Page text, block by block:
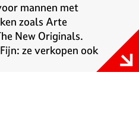
mannen met
zoals Arte
New Originals.
ze verkopen ook